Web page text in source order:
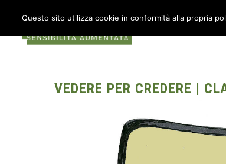
COS’È METABOX
VEDERE PER CREDERE |
Questo sito utilizza cookie in conformità alla propria